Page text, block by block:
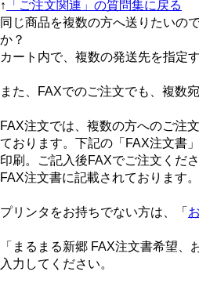
↑
「ご注文関連」の質問集に戻る
同じ商品を複数の方へ送りたいの
か？
カート内で、複数の発送先を指定
また、FAXでのご注文でも、複数
FAX注文では、複数の方へのご注
ております。下記の「FAX注文書
印刷。ご記入後FAXでご注文くだ
FAX注文書に記載されております。
プリンタをお持ちでない方は、「
「まるまる新郷 FAX注文書希望
入力してください。